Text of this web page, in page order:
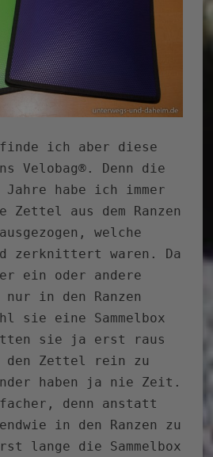
ich aber diese
Velobag®. Denn die
habe ich immer
Zettel aus dem Ranzen
welche
zerknittert waren. Da
ein oder andere
in den Ranzen
sie eine Sammelbox
sie ja erst raus
den Zettel rein zu
haben ja nie Zeit.
denn anstatt
in den Ranzen zu
lange die Sammelbox